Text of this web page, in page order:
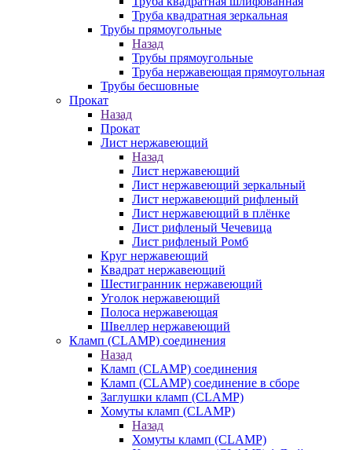
Труба квадратная зеркальная
Трубы прямоугольные
Назад
Трубы прямоугольные
Труба нержавеющая прямоугольная
Трубы бесшовные
Прокат
Назад
Прокат
Лист нержавеющий
Назад
Лист нержавеющий
Лист нержавеющий зеркальный
Лист нержавеющий рифленый
Лист нержавеющий в плёнке
Лист рифленый Чечевица
Лист рифленый Ромб
Круг нержавеющий
Квадрат нержавеющий
Шестигранник нержавеющий
Уголок нержавеющий
Полоса нержавеющая
Швеллер нержавеющий
Кламп (CLAMP) соединения
Назад
Кламп (CLAMP) соединения
Кламп (CLAMP) соединение в сборе
Заглушки кламп (CLAMP)
Хомуты кламп (CLAMP)
Назад
Хомуты кламп (CLAMP)